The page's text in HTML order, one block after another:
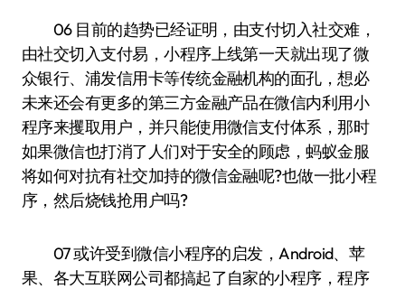
06 目前的趋势已经证明，由支付切入社交难，
由社交切入支付易，小程序上线第一天就出现了微
众银行、浦发信用卡等传统金融机构的面孔，想必
未来还会有更多的第三方金融产品在微信内利用小
程序来攫取用户，并只能使用微信支付体系，那时
如果微信也打消了人们对于安全的顾虑，蚂蚁金服
将如何对抗有社交加持的微信金融呢?也做一批小程
序，然后烧钱抢用户吗?
07 或许受到微信小程序的启发，Android、苹
果、各大互联网公司都搞起了自家的小程序，程序